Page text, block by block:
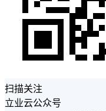
扫描关注
立业云公众号